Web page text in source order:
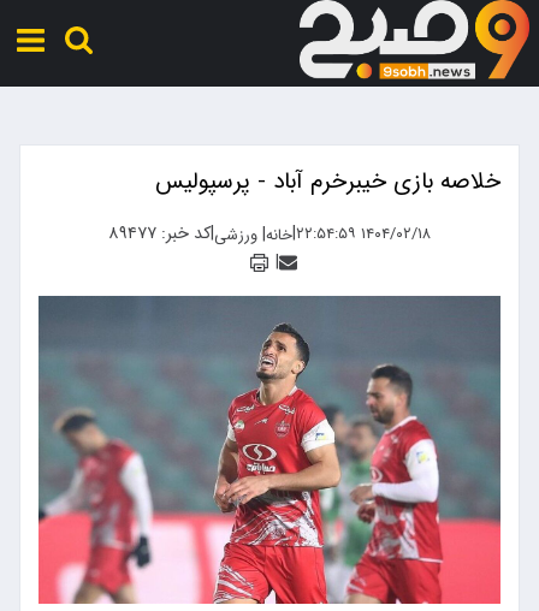
خلاصه بازی خیبرخرم‌ آباد - پرسپولیس
۱۴۰۴/۰۲/۱۸ ۲۲:۵۴:۵۹ |خانه|ورزشی|کد خبر: ۸۹۴۷۷
|